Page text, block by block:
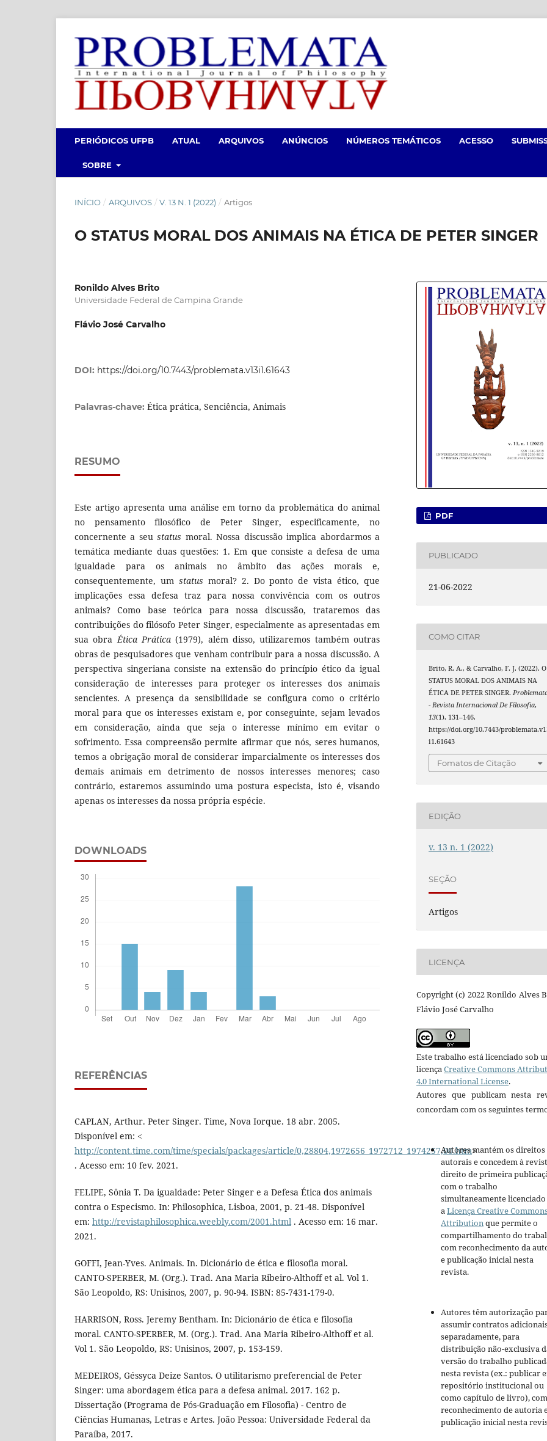
PERIÓDICOS UFPB ATUAL ARQUIVOS ANÚNCIOS NÚMEROS TEMÁTICOS ACESSO
SOBRE
INÍCIO / ARQUIVOS / V. 13 N. 1 (2022) / Artigos
O STATUS MORAL DOS ANIMAIS NA ÉTICA DE PETER SINGER
Ronildo Alves Brito
Universidade Federal de Campina Grande
Flávio José Carvalho
DOI: https://doi.org/10.7443/problemata.v13i1.61643
Palavras-chave: Ética prática, Senciência, Animais
RESUMO
Este artigo apresenta uma análise em torno da problemática do animal
no pensamento filosófico de Peter Singer, especificamente, no
concernente a seustatus moral. Nossa discussão implica abordarmos a
temática mediante duas questões: 1. Em que consiste a defesa de uma
igualdade para os animais no âmbito das ações morais e,
consequentemente, um status moral? 2. Do ponto de vista ético, que
implicações essa defesa traz para nossa convivência com os outros
animais? Como base teórica para nossa discussão, trataremos das
contribuições do filósofo Peter Singer, especialmente as apresentadas em
sua obraÉtica Prática (1979), além disso, utilizaremos também outras
obras de pesquisadores que venham contribuir para a nossa discussão. A
perspectiva singeriana consiste na extensão do princípio ético da igual
consideração de interesses para proteger os interesses dos animais
sencientes. A presença da sensibilidade se configura como o critério
moral para que os interesses existam e, por conseguinte, sejam levados
em consideração, ainda que seja o interesse mínimo em evitar o
sofrimento. Essa compreensão permite afirmar que nós, seres humanos,
temos a obrigação moral de considerar imparcialmente os interesses dos
demais animais em detrimento de nossos interesses menores; caso
contrário, estaremos assumindo uma postura especista, isto é, visando
apenas os interesses da nossa própria espécie.
DOWNLOADS
REFERÊNCIAS
CAPLAN, Arthur. Peter Singer. Time, Nova Iorque. 18 abr. 2005.
Disponível em: <
http://content.time.com/time/specials/packages/article/0,28804,1972656_1972712_1974257,00.htm>
. Acesso em: 10 fev. 2021.
FELIPE, Sônia T. Da igualdade: Peter Singer e a Defesa Ética dos animais
contra o Especismo. In: Philosophica, Lisboa, 2001, p. 21-48. Disponível
em: http://revistaphilosophica.weebly.com/2001.html . Acesso em: 16 mar.
2021.
GOFFI, Jean-Yves. Animais. In. Dicionário de ética e filosofia moral.
CANTO-SPERBER, M. (Org.). Trad. Ana Maria Ribeiro-Althoff et al. Vol 1.
São Leopoldo, RS: Unisinos, 2007, p. 90-94. ISBN: 85-7431-179-0.
HARRISON, Ross. Jeremy Bentham. In: Dicionário de ética e filosofia
moral. CANTO-SPERBER, M. (Org.). Trad. Ana Maria Ribeiro-Althoff et al.
Vol 1. São Leopoldo, RS: Unisinos, 2007, p. 153-159.
MEDEIROS, Géssyca Deize Santos. O utilitarismo preferencial de Peter
Singer: uma abordagem ética para a defesa animal. 2017. 162 p.
Dissertação (Programa de Pós-Graduação em Filosofia) - Centro de
Ciências Humanas, Letras e Artes. João Pessoa: Universidade Federal da
Paraíba, 2017.
PDF
PUBLICADO
21-06-2022
COMO CITAR
Brito, R. A., & Carvalho, F. J. (2022). O
STATUS MORAL DOS ANIMAIS NA
ÉTICA DE PETER SINGER.
- Revista Internacional De Filosofia,
13(1), 131–146.
https://doi.org/10.7443/
i1.61643
Fomatos de Citação
EDIÇÃO
v. 13 n. 1 (2022)
SEÇÃO
Artigos
LICENÇA
Copyright (c) 2022 Ronildo Alves
Flávio José Carvalho
Este trabalho está licenciado sob
licençaCreative Commons
4.0 International License.
Autores que publicam nesta
concordam com os seguintes
Autores mantém os direitos
autorais e concedem à
direito de primeira
com o trabalho
simultaneamente
aLicença Creative
Attributionque permite o
compartilhamento do
com reconhecimento da
e publicação inicial nesta
revista.
Autores têm autorização
assumir contratos
separadamente, para
distribuição não-exclusiva
versão do trabalho
nesta revista (ex.: publicar
repositório institucional ou
como capítulo de livro), com
reconhecimento de autoria
publicação inicial nesta